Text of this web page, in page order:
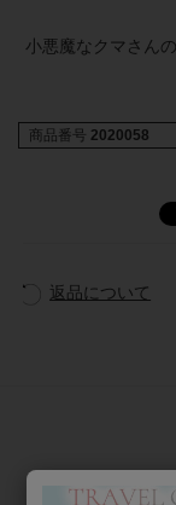
小悪魔なクマさん
商品番号 2020058
返品について